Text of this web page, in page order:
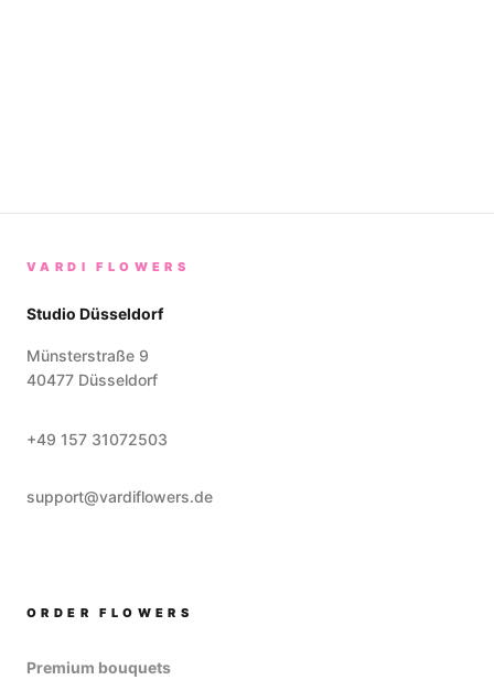
VARDI FLOWERS
Studio Düsseldorf
Münsterstraße 9
40477 Düsseldorf
+49 157 31072503
support@vardiflowers.de
ORDER FLOWERS
Premium bouquets